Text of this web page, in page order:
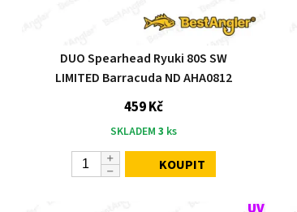
DUO Spearhead Ryuki 80S SW
LIMITED Barracuda ND AHA0812
459 Kč
SKLADEM 3 ks
KOUPIT